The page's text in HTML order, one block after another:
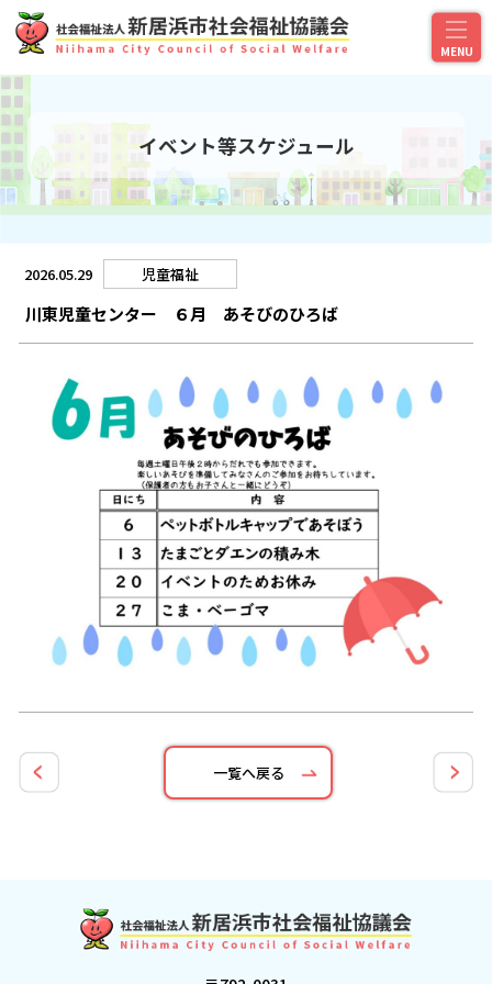
イベント等スケジュール
2026.05.29 児童福祉
川東児童センター ６月 あそびのひろば
一覧へ戻る